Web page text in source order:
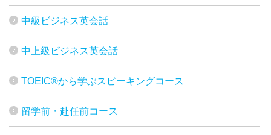
中級ビジネス英会話
中上級ビジネス英会話
TOEIC®から学ぶスピーキングコース
留学前・赴任前コース